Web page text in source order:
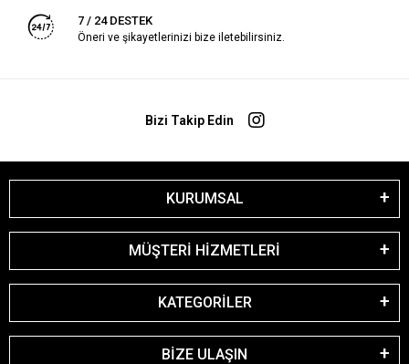
7 / 24 DESTEK
Öneri ve şikayetlerinizi bize iletebilirsiniz.
Bizi Takip Edin
KURUMSAL
MÜŞTERİ HİZMETLERİ
KATEGORİLER
BİZE ULAŞIN